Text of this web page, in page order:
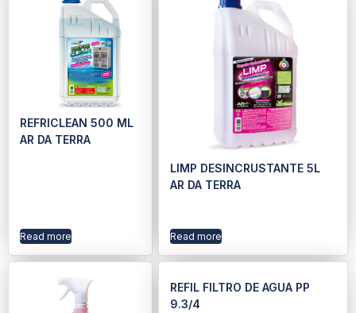
REFRICLEAN 500 ML
AR DA TERRA
Read more
LIMP DESINCRUSTANTE 5L
AR DA TERRA
Read more
REFIL FILTRO DE AGUA PP
9.3/4